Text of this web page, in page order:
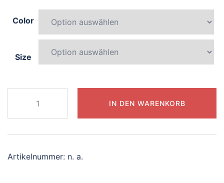
Color
Size
phoenix
Menge
IN DEN WARENKORB
Artikelnummer: n. a.